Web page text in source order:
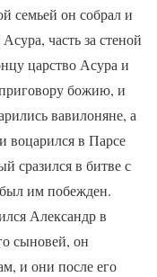
семьей он собрал и
часть за стеной
царство Асура и
божию, и
вавилоняне, а
воцарился в Парсе
сразился в битве с
им побежден.
Алек­сандр в
сыновей, он
и они после его